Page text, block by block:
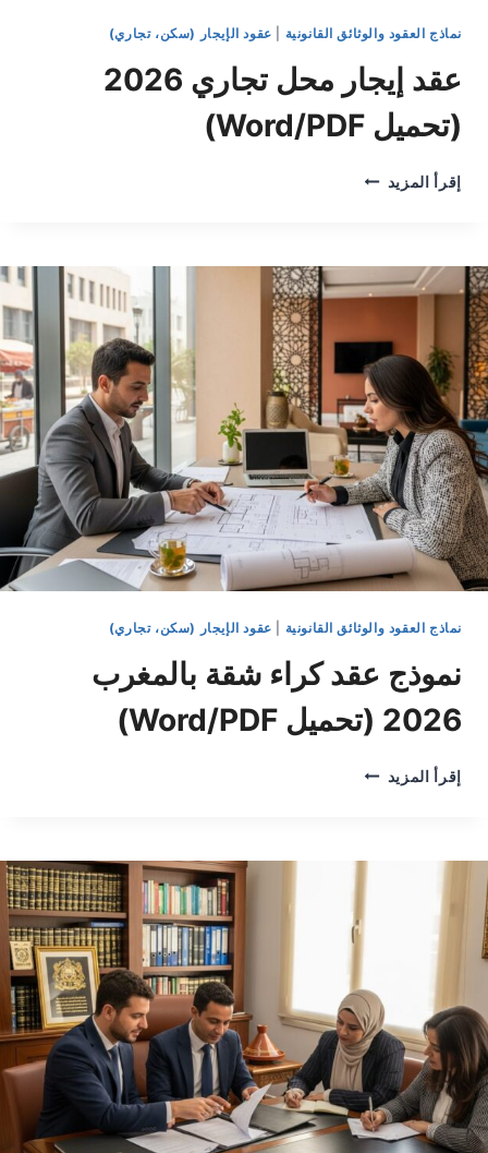
نماذج العقود والوثائق القانونية عقود الإيجار (سكن، تجاري)
عقد إيجار محل تجاري 2026
(تحميل Word/PDF)
إقرأ المزيد عقد
2026
(تحميل
WORD/PDF)
نماذج العقود والوثائق القانونية عقود الإيجار (سكن، تجاري)
نموذج عقد كراء شقة بالمغرب
2026 (تحميل Word/PDF)
إقرأ المزيد نموذج
بالمغرب
WORD/PDF)